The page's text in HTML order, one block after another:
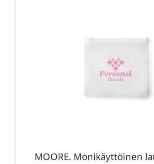
MOORE. Monikäyttöinen